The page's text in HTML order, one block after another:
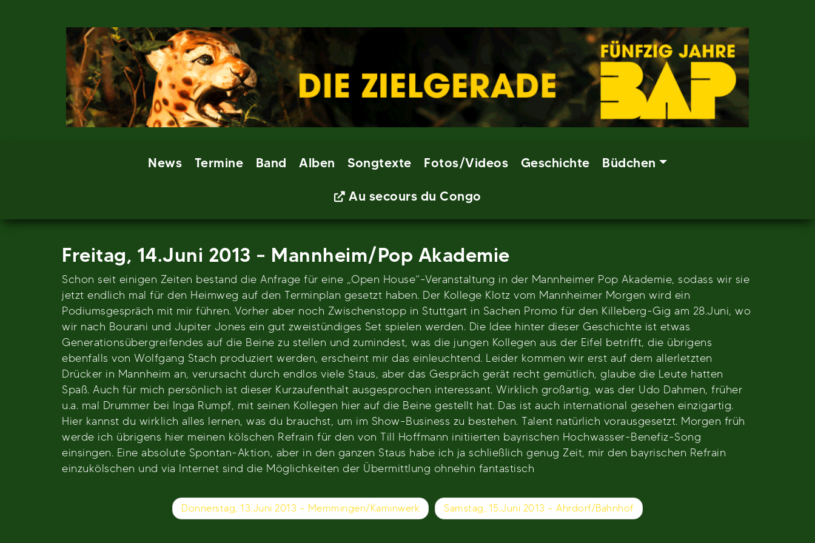
News Termine Band Alben Songtexte Fotos/Videos Geschichte Büdchen
Au secours du Congo
Freitag, 14.Juni 2013 – Mannheim/Pop Akademie
Schon seit einigen Zeiten bestand die Anfrage für eine „Open House“-Veranstaltung in der Mannheimer Pop Akademie, sodass wir sie
jetzt endlich mal für den Heimweg auf den Terminplan gesetzt haben. Der Kollege Klotz vom Mannheimer Morgen wird ein
Podiumsgespräch mit mir führen. Vorher aber noch Zwischenstopp in Stuttgart in Sachen Promo für den Killeberg-Gig am 28.Juni, wo
wir nach Bourani und Jupiter Jones ein gut zweistündiges Set spielen werden. Die Idee hinter dieser Geschichte ist etwas
Generationsübergreifendes auf die Beine zu stellen und zumindest, was die jungen Kollegen aus der Eifel betrifft, die übrigens
ebenfalls von Wolfgang Stach produziert werden, erscheint mir das einleuchtend. Leider kommen wir erst auf dem allerletzten
Drücker in Mannheim an, verursacht durch endlos viele Staus, aber das Gespräch gerät recht gemütlich, glaube die Leute hatten
Spaß. Auch für mich persönlich ist dieser Kurzaufenthalt ausgesprochen interessant. Wirklich großartig, was der Udo Dahmen, früher
u.a. mal Drummer bei Inga Rumpf, mit seinen Kollegen hier auf die Beine gestellt hat. Das ist auch international gesehen einzigartig.
Hier kannst du wirklich alles lernen, was du brauchst, um im Show-Business zu bestehen. Talent natürlich vorausgesetzt. Morgen früh
werde ich übrigens hier meinen kölschen Refrain für den von Till Hoffmann initiierten bayrischen Hochwasser-Benefiz-Song
einsingen. Eine absolute Spontan-Aktion, aber in den ganzen Staus habe ich ja schließlich genug Zeit, mir den bayrischen Refrain
einzukölschen und via Internet sind die Möglichkeiten der Übermittlung ohnehin fantastisch
BeitragsnavigationDonnerstag, 13.Juni 2013 – Memmingen/Kaminwerk Samstag, 15.Juni 2013 – Ahrdorf/Bahnhof